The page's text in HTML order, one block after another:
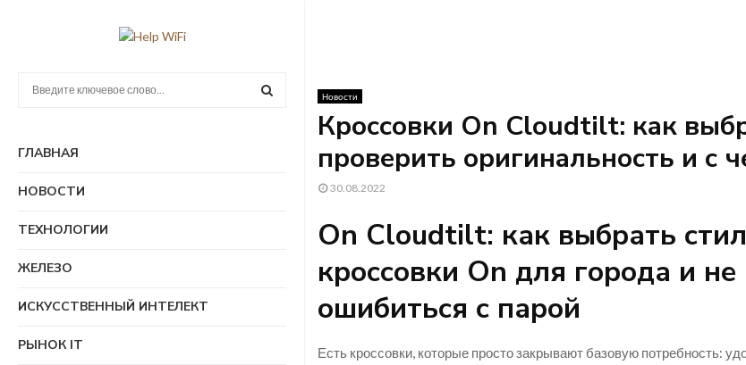
кГЛАВНАЯ
НОВОСТИ
ТЕХНОЛОГИИ
ЖЕЛЕЗО
ИСКУССТВЕННЫЙ ИНТЕЛЕКТ
РЫНОК IT
Новости
Кроссовки On Cloudtilt: как
проверить оригинальность и с
30.08.2022
On Cloudtilt: как выбрать
кроссовки On для города и не
ошибиться с парой
Есть кроссовки, которые просто закрывают базовую потребность: